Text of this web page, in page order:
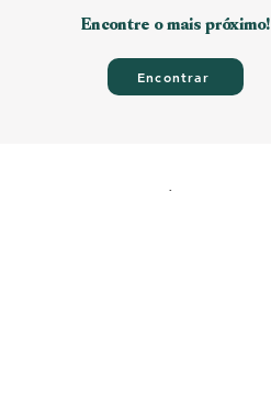
Encontre o mais próximo!
Encontrar
100% Seguro